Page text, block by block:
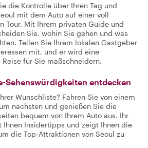
die Kontrolle über Ihren Tag und
mit dem Auto auf einer voll
Tour. Mit Ihrem privaten Guide und
Sie, wohin Sie gehen und was
Teilen Sie Ihrem lokalen Gastgeber
mit, und er wird eine
für Sie maßschneidern.
Sehenswürdigkeiten entdecken
Wunschliste? Fahren Sie von einem
nächsten und genießen Sie die
bequem von Ihrem Auto aus. Ihr
Ihnen Insidertipps und zeigt Ihnen die
die Top-Attraktionen von Seoul zu